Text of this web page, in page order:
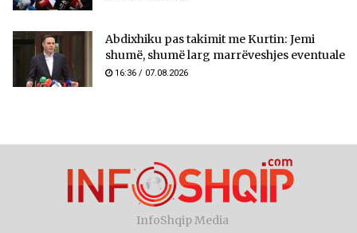
Abdixhiku pas takimit me Kurtin: Jemi
shumë, shumë larg marrëveshjes eventuale
16:36 / 07.08.2026
InfoShqip Media